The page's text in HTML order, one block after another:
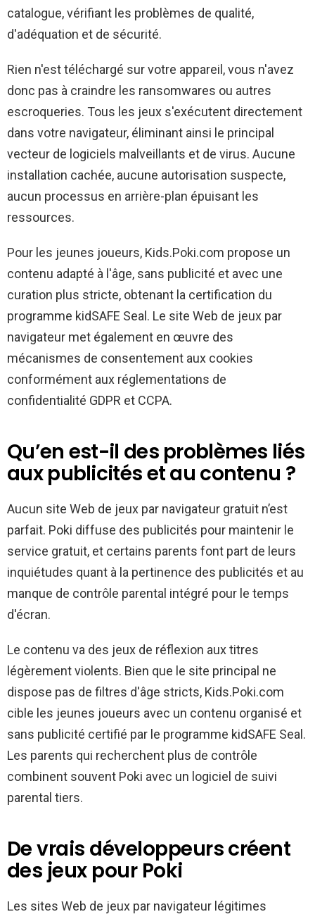
catalogue, vérifiant les problèmes de qualité,
d'adéquation et de sécurité.
Rien n'est téléchargé sur votre appareil, vous n'avez
donc pas à craindre les ransomwares ou autres
escroqueries. Tous les jeux s'exécutent directement
dans votre navigateur, éliminant ainsi le principal
vecteur de logiciels malveillants et de virus. Aucune
installation cachée, aucune autorisation suspecte,
aucun processus en arrière-plan épuisant les
ressources.
Pour les jeunes joueurs, Kids.Poki.com propose un
contenu adapté à l'âge, sans publicité et avec une
curation plus stricte, obtenant la certification du
programme kidSAFE Seal. Le site Web de jeux par
navigateur met également en œuvre des
mécanismes de consentement aux cookies
conformément aux réglementations de
confidentialité GDPR et CCPA.
Qu’en est-il des problèmes liés
aux publicités et au contenu ?
Aucun site Web de jeux par navigateur gratuit n’est
parfait. Poki diffuse des publicités pour maintenir le
service gratuit, et certains parents font part de leurs
inquiétudes quant à la pertinence des publicités et au
manque de contrôle parental intégré pour le temps
d'écran.
Le contenu va des jeux de réflexion aux titres
légèrement violents. Bien que le site principal ne
dispose pas de filtres d'âge stricts, Kids.Poki.com
cible les jeunes joueurs avec un contenu organisé et
sans publicité certifié par le programme kidSAFE Seal.
Les parents qui recherchent plus de contrôle
combinent souvent Poki avec un logiciel de suivi
parental tiers.
De vrais développeurs créent
des jeux pour Poki
Les sites Web de jeux par navigateur légitimes